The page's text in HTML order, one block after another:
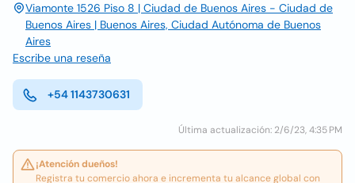
Viamonte 1526 Piso 8 | Ciudad de Buenos Aires - Ciudad de
Buenos Aires | Buenos Aires, Ciudad Autónoma de Buenos
Aires
Escribe una reseña
+54 1143730631
Última actualización: 2/6/23, 4:35 PM
¡Atención dueños!
Registra tu comercio ahora e incrementa tu alcance global con